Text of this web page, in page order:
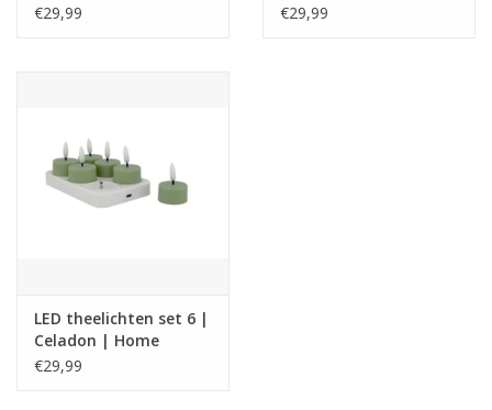
€29,99
€29,99
LED theelichten set 6 |
Celadon | Home
Society
€29,99